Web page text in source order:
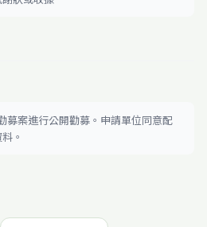
募案進行公開勸募。申請單位同意配
。